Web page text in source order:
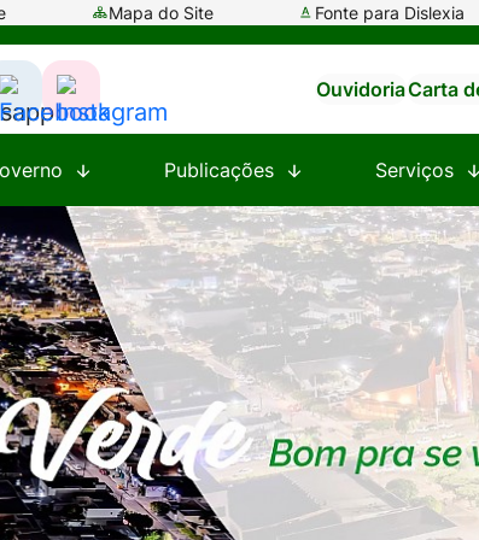
Mapa do Site Fonte para Dislexia
Acessar
a
Rede
Social
Facebook
Acessar
a
Rede
Social
Instagram
OuvidoriaCarta
Publicações Serviços